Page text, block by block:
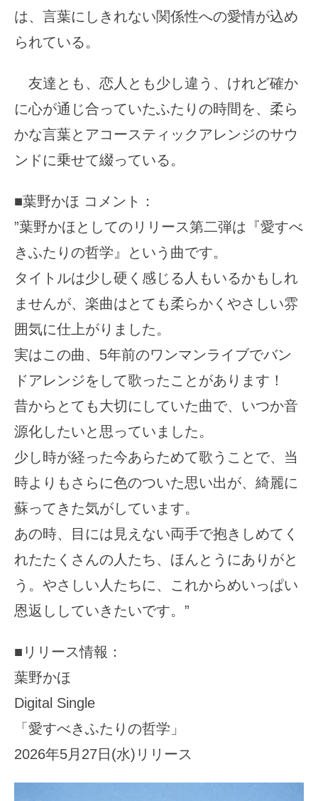
は、言葉にしきれない関係性への愛情が込め
られている。
友達とも、恋人とも少し違う、けれど確か
に心が通じ合っていたふたりの時間を、柔ら
かな言葉とアコースティックアレンジのサウ
ンドに乗せて綴っている。
■葉野かほ コメント：
”葉野かほとしてのリリース第二弾は『愛すべ
きふたりの哲学』という曲です。
タイトルは少し硬く感じる人もいるかもしれ
ませんが、楽曲はとても柔らかくやさしい雰
囲気に仕上がりました。
実はこの曲、5年前のワンマンライブでバン
ドアレンジをして歌ったことがあります！
昔からとても大切にしていた曲で、いつか音
源化したいと思っていました。
少し時が経った今あらためて歌うことで、当
時よりもさらに色のついた思い出が、綺麗に
蘇ってきた気がしています。
あの時、目には見えない両手で抱きしめてく
れたたくさんの人たち、ほんとうにありがと
う。やさしい人たちに、これからめいっぱい
恩返ししていきたいです。”
■リリース情報：
葉野かほ
Digital Single
「愛すべきふたりの哲学」
2026年5月27日(水)リリース